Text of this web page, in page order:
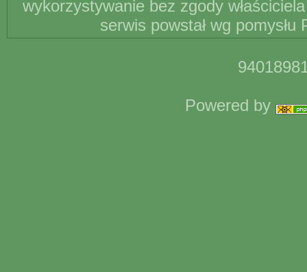
wykorzystywanie bez zgody
serwis powstał wg
Powered by